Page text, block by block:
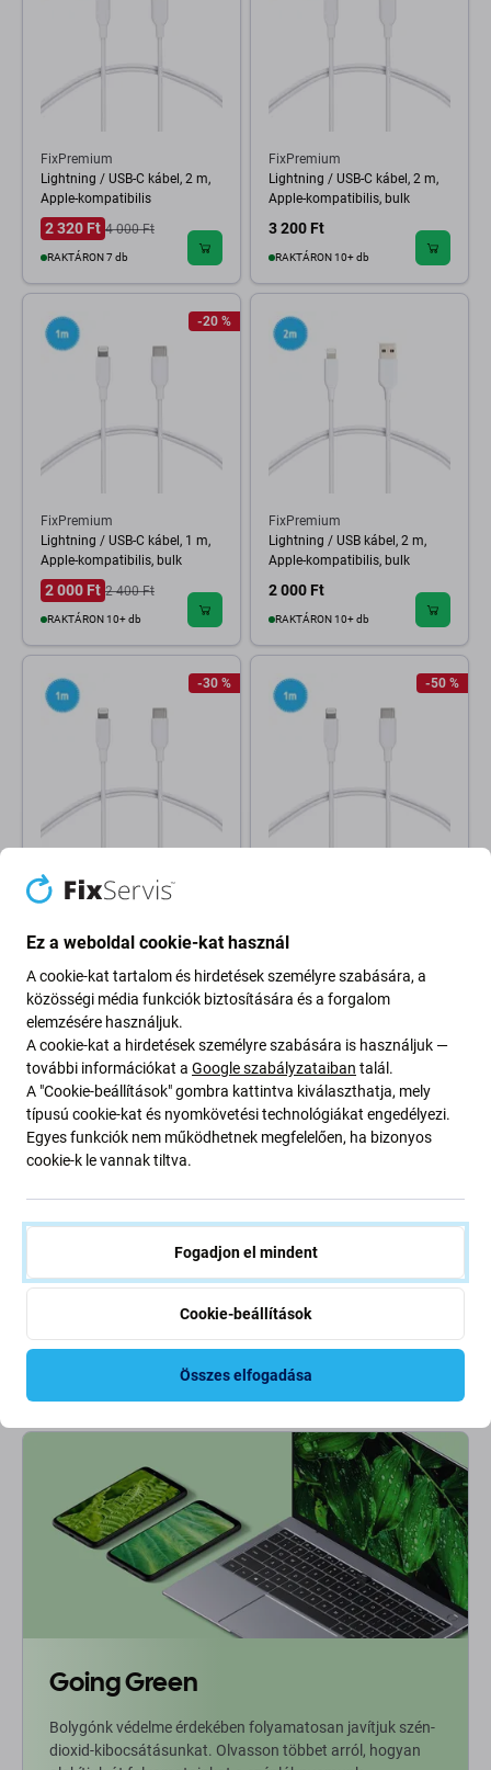
FixPremium
Lightning / USB-C kábel, 2 m,
Apple-kompatibilis
2 320 Ft 4 000 Ft
RAKTÁRON 7 db
FixPremium
Lightning / USB-C kábel, 2 m,
Apple-kompatibilis, bulk
3 200 Ft
RAKTÁRON 10+ db
-20 %
FixPremium
Lightning / USB-C kábel, 1 m,
Apple-kompatibilis, bulk
2 000 Ft 2 400 Ft
RAKTÁRON 10+ db
FixPremium
Lightning / USB kábel, 2 m,
Apple-kompatibilis, bulk
2 000 Ft
RAKTÁRON 10+ db
-30 %
FixPremium
Lightning / USB kábel, 1 m,
2 080 Ft 2 800 Ft
RAKTÁRON 10+ db
-50 %
2 080 Ft
RAKTÁRON 10+ db
-10 %
Lightning / USB kábel, 1 m,
Apple-kompatibilis, bulk
RAKTÁRON 10+ db
Going Green
Bolygónk védelme érdekében folyamatosan javítjuk szén-
dioxid-kibocsátásunkat. Olvasson többet arról, hogyan
Ez a weboldal cookie-kat használ
A cookie-kat tartalom és hirdetések személyre szabására, a
közösségi média funkciók biztosítására és a forgalom
elemzésére használjuk.
A cookie-kat a hirdetések személyre szabására is használjuk —
további információkat a Google szabályzataiban talál.
A "Cookie-beállítások" gombra kattintva kiválaszthatja, mely
típusú cookie-kat és nyomkövetési technológiákat engedélyezi.
Egyes funkciók nem működhetnek megfelelően, ha bizonyos
cookie-k le vannak tiltva.
Fogadjon el mindent
Cookie-beállítások
Összes elfogadása